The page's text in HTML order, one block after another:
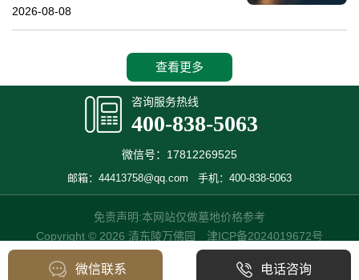
陵万佛园电话:400-838-5063清东陵万佛园，作
2026-08-08
查看更多
咨询服务热线
400-838-5063
微信号：17812269525
邮箱：44413758@qq.com 手机：400-838-5063
免责声明:本网站仅做墓地价格参考
Copyright © 2026 清东陵万佛园 津ICP备2024019672号
微信联系 电话咨询